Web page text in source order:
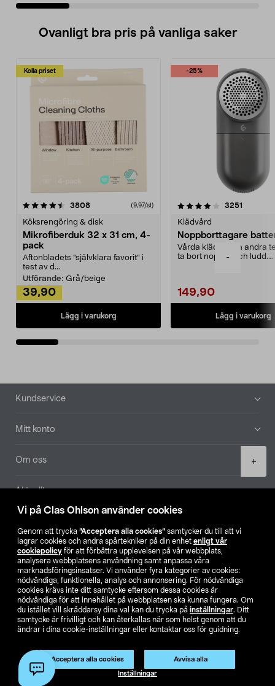
Vi på Clas Ohlson använder cookies
Genom att trycka ”Acceptera alla cookies” samtycker du till att vi
lagrar cookies och andra spårtekniker på din enhet enligt vår
cookiepolicy för att förbättra upplevelsen på vår webbplats,
analysera webbplatsens användning samt anpassa våra
marknadsföringsinsatser. Vi använder fyra kategorier av cookies:
nödvändiga, funktionella, analys och annonsering. För nödvändiga
cookies krävs inte ditt samtycke eftersom dessa cookies är
nödvändiga för att innehållet på webbplatsen ska kunna fungera. Om
du istället vill skräddarsy dina val kan du trycka på inställningar. Ditt
samtycke är frivilligt och kan återkallas när som helst genom att du
ändrar i dina cookie-inställningar eller kontaktar oss för guidning.
Acceptera alla cookies Avvisa alla
Inställningar
-
+
Ovanligt bra pris på vanliga saker
Kolla priset
3808recensioner (9,97/st)
Köksrengöring & disk
Mikrofiberduk 32 x 31 cm, 4-
pack
Aftonbladets "självklara favorit” i
test av d...
Utförande: Grå/beige
39,90
Lägg i varukorg
-25%
4.0av 5 stjärnor 3251
Klädvård
Noppborttagare
Vårda kläder och andra
ta bort noppor och ludd.
149,90
Lägg i varukorg
4.5av 5 stjärnor
Sidfot
Kundservice
Mitt konto
Om oss
Aktuellt
Hitta butik
SE NO FI
Köpvillkor Privacy statement Klubbvillkor
För företag
Ändra till priser exklusive moms